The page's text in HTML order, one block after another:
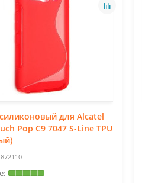
для Alcatel
Pop C9 7047 S-Line TPU
872110